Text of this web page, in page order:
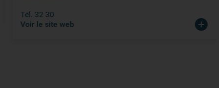
Tél. 32 30
Voir le site web